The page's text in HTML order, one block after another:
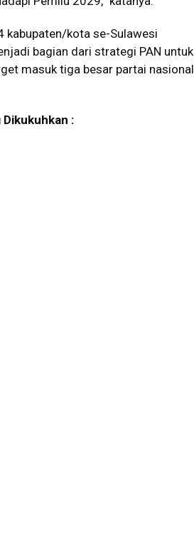
kabupaten/kota se-Sulawesi
bagian dari strategi PAN untuk
masuk tiga besar partai nasional
: